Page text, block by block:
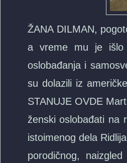
ŽANA DILMAN,
a vreme mu je išlo
oslobađanja i
su dolazili iz
STANUJE OVDE
ženski oslobađati na
istoimenog dela
porodičnog,